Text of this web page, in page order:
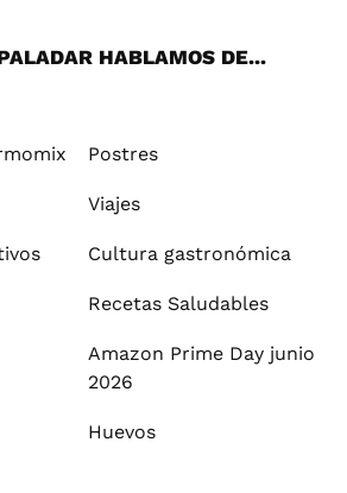
HABLAMOS DE...
Postres
Viajes
Cultura gastronómica
Recetas Saludables
Amazon Prime Day junio
2026
Huevos